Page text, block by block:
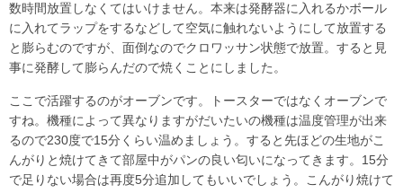
数時間放置しなくてはいけません。本来は発酵器に入れるかボール
に入れてラップをするなどして空気に触れないようにして放置する
と膨らむのですが、面倒なのでクロワッサン状態で放置。すると見
事に発酵して膨らんだので焼くことにしました。
ここで活躍するのがオーブンです。トースターではなくオーブンで
すね。機種によって異なりますがだいたいの機種は温度管理が出来
るので230度で15分くらい温めましょう。すると先ほどの生地がこ
んがりと焼けてきて部屋中がパンの良い匂いになってきます。15分
で足りない場合は再度5分追加してもいいでしょう。こんがり焼けて